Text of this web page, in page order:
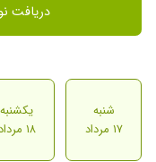
دریافت
شنبه
۱۷ مرداد
یکشنبه
۱۸ مرداد